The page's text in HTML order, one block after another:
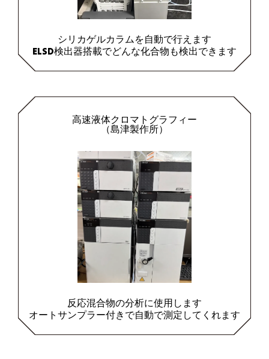
シリカゲルカラムを自動で行えます
ELSD検出器搭載でどんな化合物も検出できます
高速液体クロマトグラフィー
（島津製作所）
反応混合物の分析に使用します
オートサンプラー付きで自動で測定してくれます